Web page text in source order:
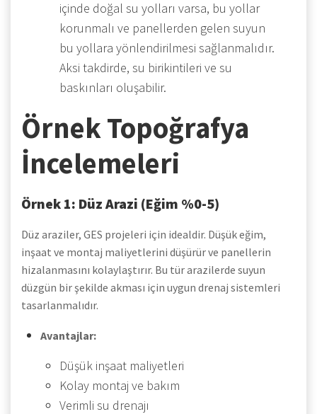
içinde doğal su yolları varsa, bu yollar
korunmalı ve panellerden gelen suyun
bu yollara yönlendirilmesi sağlanmalıdır.
Aksi takdirde, su birikintileri ve su
baskınları oluşabilir.
Örnek Topoğrafya
İncelemeleri
Örnek 1: Düz Arazi (Eğim %0-5)
Düz araziler, GES projeleri için idealdir. Düşük eğim,
inşaat ve montaj maliyetlerini düşürür ve panellerin
hizalanmasını kolaylaştırır. Bu tür arazilerde suyun
düzgün bir şekilde akması için uygun drenaj sistemleri
tasarlanmalıdır.
Avantajlar:
Düşük inşaat maliyetleri
Kolay montaj ve bakım
Verimli su drenajı